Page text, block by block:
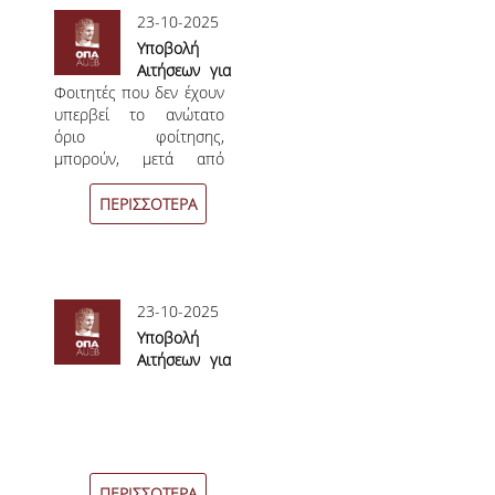
ΑΠΟ ΠΡΟΠΤΥΧΙΑΚΟΥΣ ΦΟΙΤΗΤΕΣ
ΑΠΟ ΤΕΛΕΙΟΦΟΙΤΟΥΣ
ΕΚΘΕΣΕΙΣ ΕΞΩΤΕΡΙΚΗΣ ΑΞΙΟΛΟΓΗΣΗΣ
MΟ.ΔΙ.Π.
ΕΡΕΥΝΑ
ΕΡΓΑΣΤΗΡΙΟ ΜΕΛΕΤΩΝ ΟΙΚΟΝΟΜΙΚΗΣ
ΠΟΛΙΤΙΚΗΣ
ΚΟΙΝΩΝΙΚΗΣ ΠΟΛΙΤΙΚΗΣ
23-10-2025
Υποβολή
Αιτήσεων για
Διακοπή
Σπουδών
Φοιτητές που δεν έχουν
υπερβεί το ανώτατο
όριο φοίτησης,
μπορούν, μετά από
αίτησή τους προς τη
Γραμματεία του
Τμήματός τους, να
υπερβαίνει τα δύο (2)
έτη. Το δικαίωμα
διακοπής της φοίτησης
ακαδημαϊκού εξαμήνου,
αλλά η διάρκεια της
ΠΕΡΙΣΣΟΤΕΡΑ
23-10-2025
Υποβολή
Aιτήσεων για